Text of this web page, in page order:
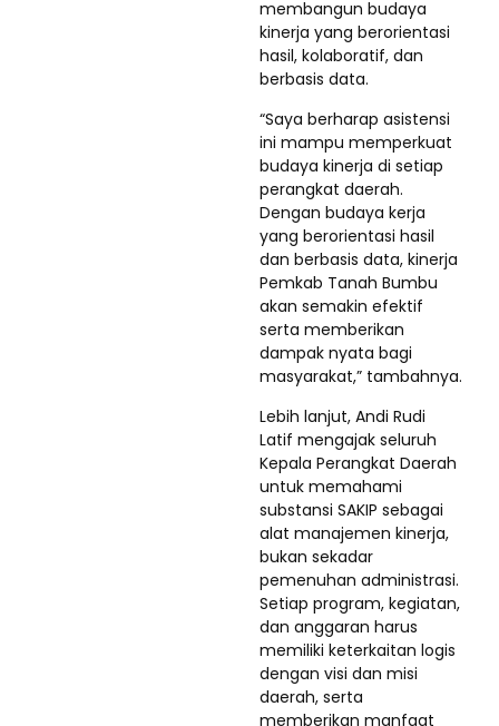
membangun budaya
kinerja yang berorientasi
hasil, kolaboratif, dan
berbasis data.
“Saya berharap asistensi
ini mampu memperkuat
budaya kinerja di setiap
perangkat daerah.
Dengan budaya kerja
yang berorientasi hasil
dan berbasis data, kinerja
Pemkab Tanah Bumbu
akan semakin efektif
serta memberikan
dampak nyata bagi
masyarakat,” tambahnya.
Lebih lanjut, Andi Rudi
Latif mengajak seluruh
Kepala Perangkat Daerah
untuk memahami
substansi SAKIP sebagai
alat manajemen kinerja,
bukan sekadar
pemenuhan administrasi.
Setiap program, kegiatan,
dan anggaran harus
memiliki keterkaitan logis
dengan visi dan misi
daerah, serta
memberikan manfaat